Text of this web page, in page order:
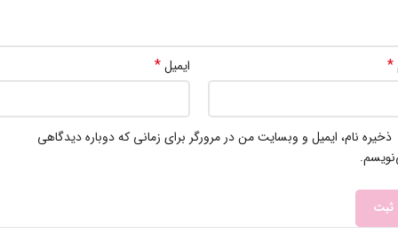
* ایمیل*
ذخیره نام، ایمیل و وبسایت من در مرورگر برای زمانی که دوباره دیدگاهی